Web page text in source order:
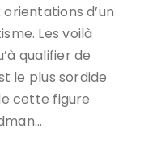
d’un
Les voilà
qualifier de
le plus sordide
cette figure